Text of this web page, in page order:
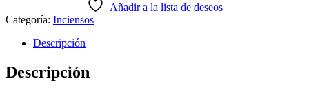
Añadir a la lista de deseos
Categoría: Inciensos
Descripción
Descripción